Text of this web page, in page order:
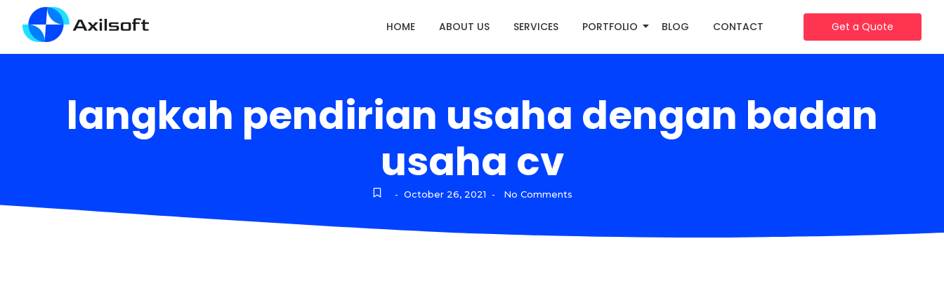
HOME ABOUT US SERVICES PORTFOLIO BLOG CONTACT Get a Quote
langkah pendirian usaha dengan badan
usaha cv
- October 26, 2021 - No Comments